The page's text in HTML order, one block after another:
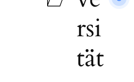
rsi
tät